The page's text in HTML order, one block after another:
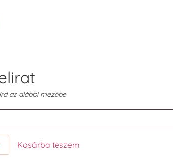
az alábbi mezőbe.
Kosárba teszem